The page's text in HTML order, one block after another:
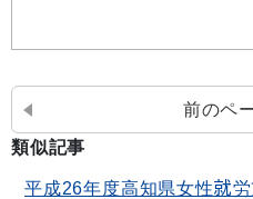
前のペ
類似記事
平成26年度高知県女性就